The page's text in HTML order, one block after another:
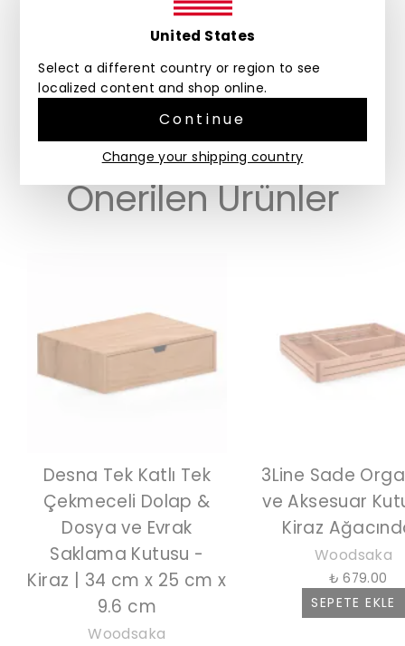
United States
Select a different country or region to see
localized content and shop online.
Continue
Change your shipping country
Malzeme Hakkında Bir Not
Bu ürün kiraz ahşabından üretilmiştir. Doğal
ahşaptan üretilen her ürün kendine özgü bir renge
sahiptir. Ürünün renginde ve ölçülerinde küçük
farklılıklar görülebilir.
Önerilen Ürünler
Desna Tek Katlı Tek
Çekmeceli Dolap &
Dosya ve Evrak
Saklama Kutusu -
Kiraz | 34 cm x 25 cm x
9.6 cm
Woodsaka
3Line Sade
ve Aksesuar
Kiraz
Woodsaka
₺ 679.00
SEPETE EKLE